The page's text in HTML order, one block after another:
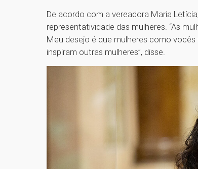
De acordo com a vereadora Maria
representatividade das mulheres. “As
Meu desejo é que mulheres como
inspiram outras mulheres”, disse.